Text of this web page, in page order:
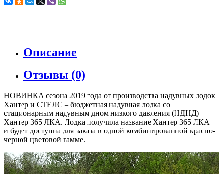
Описание
Отзывы (0)
НОВИНКА сезона 2019 года от производства надувных лодок
Хантер и СТЕЛС – бюджетная надувная лодка со
стационарным надувным дном низкого давления (НДНД)
Хантер 365 ЛКА. Лодка получила название Хантер 365 ЛКА
и будет доступна для заказа в одной комбинированной красно-
черной цветовой гамме.